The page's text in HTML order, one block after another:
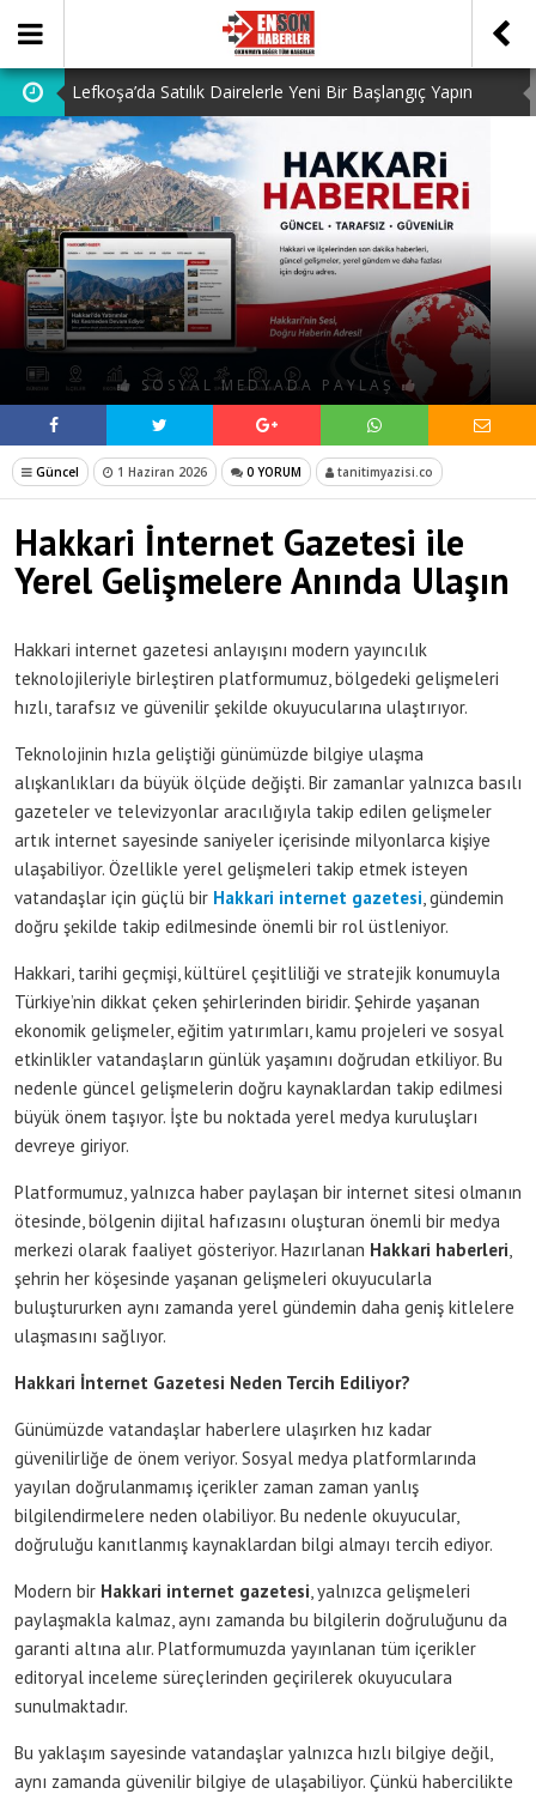
Lefkoşa’da Satılık Dairelerle Yeni Bir Başlangıç Yapın
Dedektiflik: Gizli Bilgilerin Peşindeki Uzmanlık
Dijital Ürün Pasaportu Firmaları: En İyi 10 Şirket
Ucuz Hazır Sistem ile İşletme Maliyetlerinizi Düşürün
Discover the Benefits of Using a Free TDEE Calculator
Today
SOSYAL MEDYADA PAYLAŞ
Güncel 1 Haziran 2026 0 YORUM tanitimyazisi.co
Hakkari İnternet Gazetesi ile
Yerel Gelişmelere Anında Ulaşın
Hakkari internet gazetesi anlayışını modern yayıncılık
teknolojileriyle birleştiren platformumuz, bölgedeki gelişmeleri
hızlı, tarafsız ve güvenilir şekilde okuyucularına ulaştırıyor.
Teknolojinin hızla geliştiği günümüzde bilgiye ulaşma
alışkanlıkları da büyük ölçüde değişti. Bir zamanlar yalnızca basılı
gazeteler ve televizyonlar aracılığıyla takip edilen gelişmeler
artık internet sayesinde saniyeler içerisinde milyonlarca kişiye
ulaşabiliyor. Özellikle yerel gelişmeleri takip etmek isteyen
vatandaşlar için güçlü bir Hakkari internet gazetesi , gündemin
doğru şekilde takip edilmesinde önemli bir rol üstleniyor.
Hakkari, tarihi geçmişi, kültürel çeşitliliği ve stratejik konumuyla
Türkiye’nin dikkat çeken şehirlerinden biridir. Şehirde yaşanan
ekonomik gelişmeler, eğitim yatırımları, kamu projeleri ve sosyal
etkinlikler vatandaşların günlük yaşamını doğrudan etkiliyor. Bu
nedenle güncel gelişmelerin doğru kaynaklardan takip edilmesi
büyük önem taşıyor. İşte bu noktada yerel medya kuruluşları
devreye giriyor.
Platformumuz, yalnızca haber paylaşan bir internet sitesi olmanın
ötesinde, bölgenin dijital hafızasını oluşturan önemli bir medya
merkezi olarak faaliyet gösteriyor. Hazırlanan Hakkari haberleri
şehrin her köşesinde yaşanan gelişmeleri okuyucularla
buluştururken aynı zamanda yerel gündemin daha geniş kitlelere
ulaşmasını sağlıyor.
Hakkari İnternet Gazetesi Neden Tercih Ediliyor?
Günümüzde vatandaşlar haberlere ulaşırken hız kadar
güvenilirliğe de önem veriyor. Sosyal medya platformlarında
yayılan doğrulanmamış içerikler zaman zaman yanlış
bilgilendirmelere neden olabiliyor. Bu nedenle okuyucular,
doğruluğu kanıtlanmış kaynaklardan bilgi almayı tercih ediyor.
Modern bir Hakkari internet gazetesi , yalnızca gelişmeleri
paylaşmakla kalmaz, aynı zamanda bu bilgilerin doğruluğunu da
garanti altına alır. Platformumuzda yayınlanan tüm içerikler
editoryal inceleme süreçlerinden geçirilerek okuyuculara
sunulmaktadır.
Bu yaklaşım sayesinde vatandaşlar yalnızca hızlı bilgiye değil,
aynı zamanda güvenilir bilgiye de ulaşabiliyor. Çünkü habercilikte